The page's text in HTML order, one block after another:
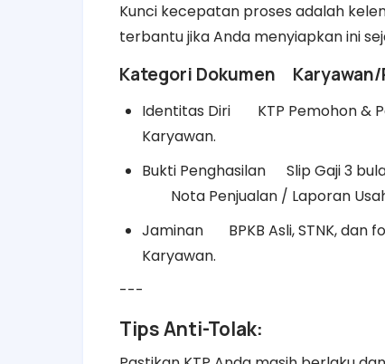
Kunci kecepatan proses adalah
terbantu jika Anda menyiapkan ini
Kategori Dokumen
Identitas Diri
KTP Pemohon &
Karyawan.
Bukti Penghasilan
Slip Gaji 3
Nota Penjualan / Laporan
Jaminan
BPKB Asli, STNK,
Karyawan.
---
Tips Anti-Tolak: